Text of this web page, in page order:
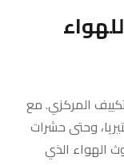
المركزي. مع
وحتى حشرات
الهواء الذي